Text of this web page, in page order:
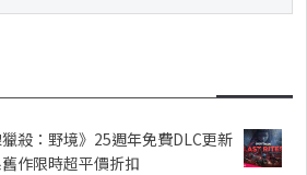
獵殺：野境》25週年免費DLC更新
作限時超平價折扣